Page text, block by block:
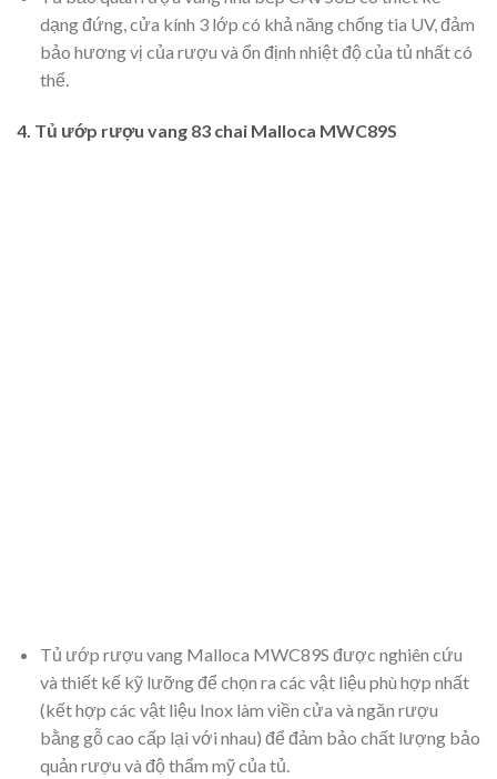
dạng đứng, cửa kính 3 lớp có khả năng chống tia UV, đảm
bảo hương vị của rượu và ổn định nhiệt độ của tủ nhất có
thể.
4. Tủ ướp rượu vang 83 chai Malloca MWC89S
Tủ ướp rượu vang Malloca MWC89S được nghiên cứu
và thiết kế kỹ lưỡng để chọn ra các vật liệu phù hợp nhất
(kết hợp các vật liệu Inox làm viền cửa và ngăn rượu
bằng gỗ cao cấp lại với nhau) để đảm bảo chất lượng bảo
quản rượu và độ thẩm mỹ của tủ.